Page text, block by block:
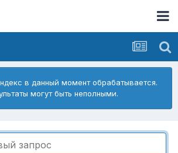
в данный момент обрабатывается.
могут быть неполными.